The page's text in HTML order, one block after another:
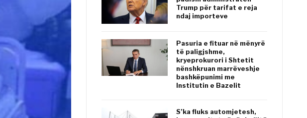
Trump për tarifat e reja
ndaj importeve
Pasuria e fituar në mënyrë
të paligjshme,
kryeprokurori i Shtetit
nënshkruan marrëveshje
bashkëpunimi me
Institutin e Bazelit
S’ka fluks automjetesh,